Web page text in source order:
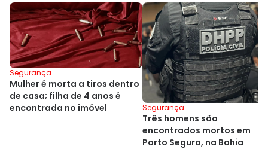
Segurança
Mulher é morta a tiros dentro
de casa; filha de 4 anos é
encontrada no imóvel
Segurança
Três homens são
encontrados mortos em
Porto Seguro, na Bahia